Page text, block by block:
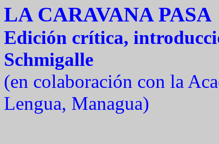
LA CARAVANA PASA
Edición crítica,
Schmigalle
(en colaboración con la
Lengua, Managua)